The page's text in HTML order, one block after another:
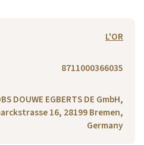
L'OR
8711000366035
DOUWE EGBERTS DE GmbH,
16, 28199 Bremen,
Germany